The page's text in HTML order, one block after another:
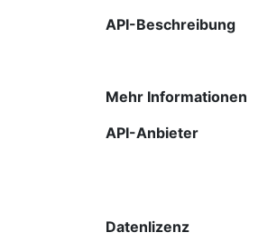
API-Beschreibung
Mehr Informationen
API-Anbieter
Datenlizenz